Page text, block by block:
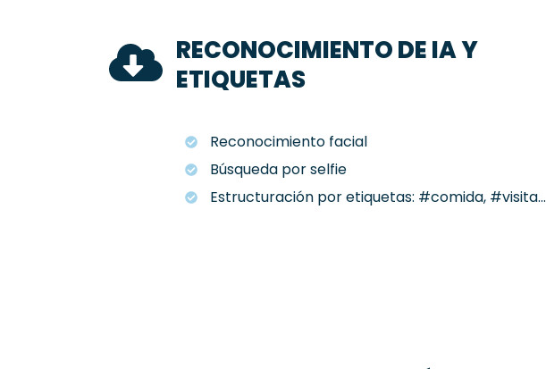
RECONOCIMIENTO DE IA Y
ETIQUETAS
Reconocimiento facial
Búsqueda por selfie
Estructuración por etiquetas: #comida, #visita...